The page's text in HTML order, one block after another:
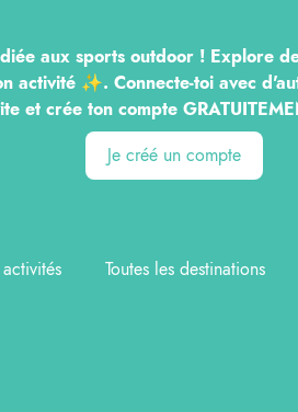
aux sports outdoor ! Explore
activité ✨. Connecte-toi avec
et crée ton compte
Je créé un compte
Toutes les destinations